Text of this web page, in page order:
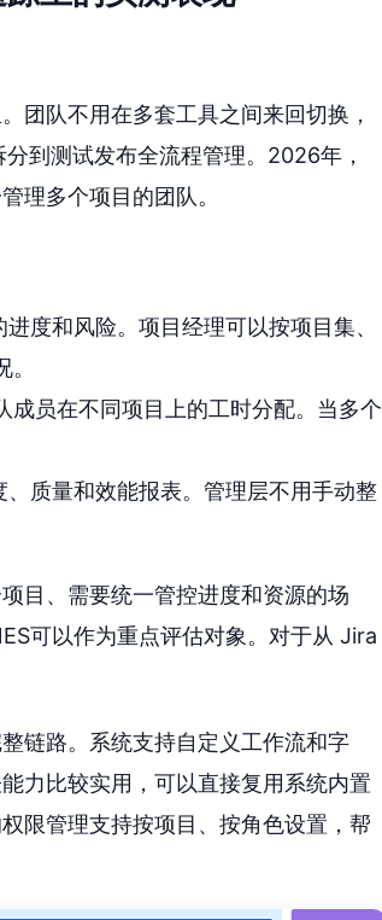
团队不用在多套工具之间来回切换，
到测试发布全流程管理。2026年，
理多个项目的团队。
度和风险。项目经理可以按项目集、
员在不同项目上的工时分配。当多个
质量和效能报表。管理层不用手动整
目、需要统一管控进度和资源的场
可以作为重点评估对象。对于从 Jira
链路。系统支持自定义工作流和字
力比较实用，可以直接复用系统内置
限管理支持按项目、按角色设置，帮